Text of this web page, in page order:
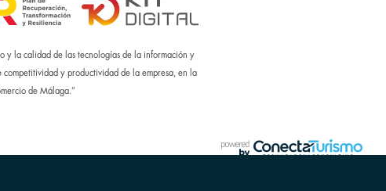
y la calidad de las tecnologías de la información y
competitividad y productividad de la empresa, en la
de Málaga.”